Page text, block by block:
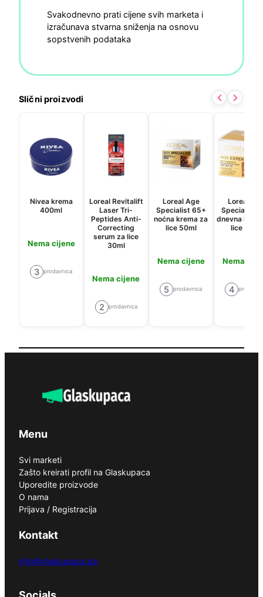
Svakodnevno prati cijene svih marketa i
izračunava stvarna sniženja na osnovu
sopstvenih podataka
Slični proizvodi
Nivea krema
400ml
Nema cijene
3 prodavnica
Loreal Revitalift
Laser Tri-
Peptides Anti-
Correcting
serum za lice
30ml
Nema cijene
2 prodavnica
Loreal Age
Specialist 65+
noćna krema za
lice 50ml
Nema cijene
5 prodavnica
Loreal
Specialist
dnevna
lice 50ml
Nema
4
Menu
Svi marketi
Zašto kreirati profil na Glaskupaca
Uporedite proizvode
O nama
Prijava / Registracija
Kontakt
info@glaskupaca.ba